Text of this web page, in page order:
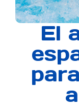
El